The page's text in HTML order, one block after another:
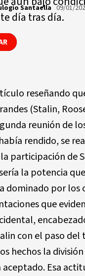
día tras día.
Santaella 09/01/
reseñando
(Stalin,
reunión de
rendido, se
participación de
la potencia
dominado por los
que
con el paso
hechos la
aceptado. Esa